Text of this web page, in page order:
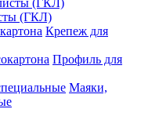
(ГКЛ)
Крепеж для
Профиль для
Маяки,